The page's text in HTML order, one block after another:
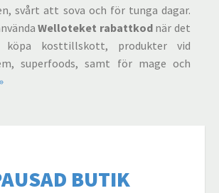
svårt att sova och för tunga dagar.
Welloteket rabattkodnär det
kosttillskott, produkter vid
superfoods, samt för mage och
BUTIK